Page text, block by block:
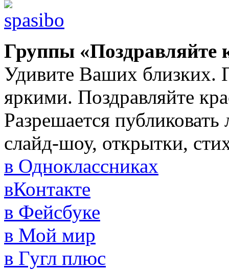
Группы «Поздравляйте
Удивите Ваших близких.
яркими. Поздравляйте
Разрешается
слайд-шоу, открытки,
в Одноклассниках
вКонтакте
в Фейсбуке
в Мой мир
в Гугл плюс